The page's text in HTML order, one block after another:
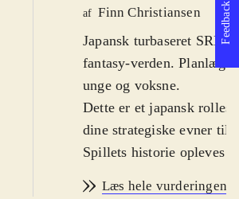
af Finn Christiansen
Japansk turbaseret
fantasy-verden. Planlæg
unge og voksne.
Dette er et japansk
dine strategiske evner til
Spillets historie opleves
Læs hele vurderingen
Feedback